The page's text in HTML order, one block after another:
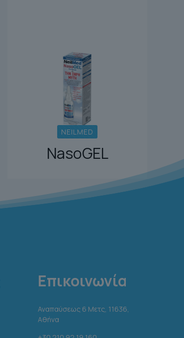
NEILMED
NasoGEL
Επικοινωνία
Αναπαύσεως 6 Μετς, 11636,
Αθήνα